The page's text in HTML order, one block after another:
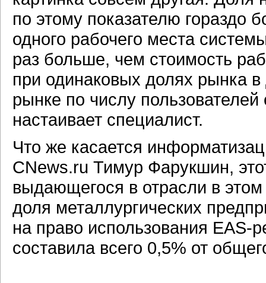
по этому показателю гораздо
одного рабочего места
раз больше, чем стоимость
при одинаковых долях рынка
рынке по числу
настаивает специалист.
Что же касается
CNews.ru Тимур Фарукшин,
выдающегося в отрасли в
доля металлургических
на право использования EAS-
составила всего 0,5% от